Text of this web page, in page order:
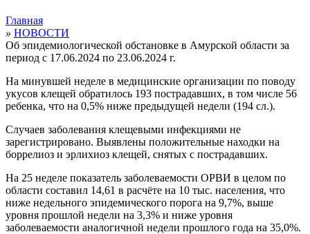
Главная
» НОВОСТИ
Об эпидемиологической обстановке в Амурской области за
период с 17.06.2024 по 23.06.2024 г.
На минувшей неделе в медицинские организации по поводу
укусов клещей обратилось 193 пострадавших, в том числе 56
ребенка, что на 0,5% ниже предыдущей недели (194 сл.).
Случаев заболевания клещевыми инфекциями не
зарегистрировано. Выявлены положительные находки на
боррелиоз и эрлихиоз клещей, снятых с пострадавших.
На 25 неделе показатель заболеваемости ОРВИ в целом по
области составил 14,61 в расчёте на 10 тыс. населения, что
ниже недельного эпидемического порога на 9,7%, выше
уровня прошлой недели на 3,3% и ниже уровня
заболеваемости аналогичной недели прошлого года на 35,0%.